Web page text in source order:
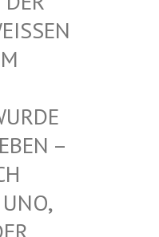
M
B
– I
N
M